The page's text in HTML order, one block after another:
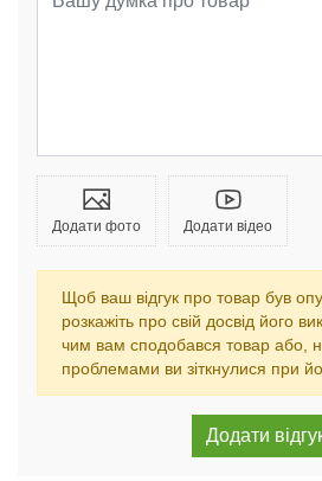
Додати фото Додати відео
Щоб ваш відгук про товар був
розкажіть про свій досвід його
чим вам сподобався товар або,
проблемами ви зіткнулися при